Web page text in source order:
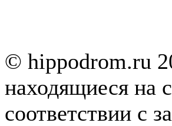
© hippodrom.ru
находящиеся на
соответствии с